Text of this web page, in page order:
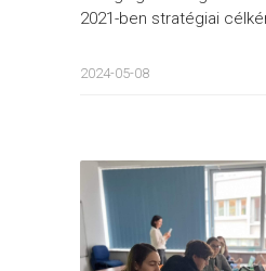
2021-ben stratégiai
2024-05-08